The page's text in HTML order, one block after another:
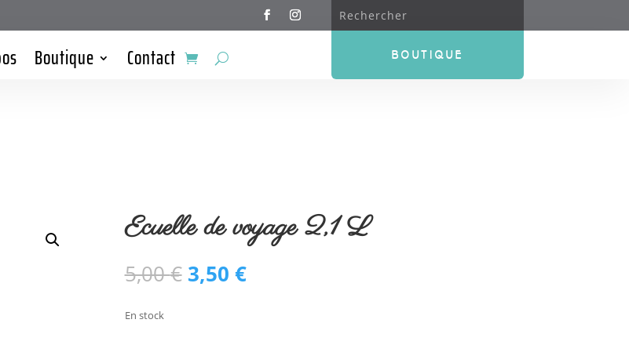
Boutique Contact BOUTIQUE
Ecuelle de voyage 2,1 L
5,00€ Le
prix
3,50 €Le
prix
En stock